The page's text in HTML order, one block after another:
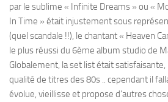
par le sublime « Infinite Dreams » ou «
In Time » était injustement sous
(quel scandale !!), le chantant « Heaven
le plus réussi du 6ème album studio de
Globalement, la set list était
qualité de titres des 80s .. cependant il
évolue, vieillisse et propose d’autres